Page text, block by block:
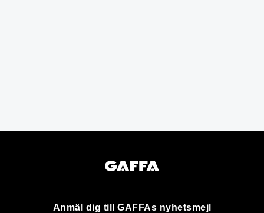
Anmäl dig till GAFFAs nyhetsmejl